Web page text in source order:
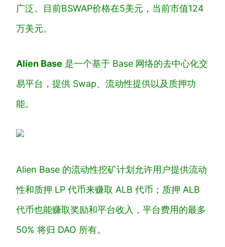
广泛。目前BSWAP价格在5美元，当前市值124
万美元。
Alien Base 是一个基于 Base 网络的去中心化交
易平台，提供 Swap、流动性提供以及质押功
能。
Alien Base 的流动性挖矿计划允许用户提供流动
性和质押 LP 代币来赚取 ALB 代币；质押 ALB
代币也能赚取奖励和平台收入，平台费用的最多
50% 将归 DAO 所有。